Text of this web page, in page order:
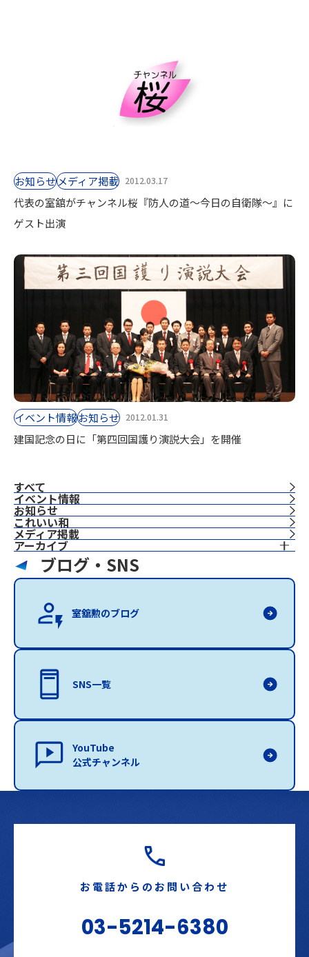
すべて
イベント情報
お知らせ
これいい和
⁨⁩メディア掲載
アーカイブ
お知らせ⁨⁩メディア掲載 2012.03.17
代表の室舘がチャンネル桜『防人の道〜今日の自衛隊〜』に
ゲスト出演
イベント情報お知らせ 2012.01.31
建国記念の日に「第四回国護り演説大会」を開催
ブログ・SNS
室舘勲のブログ
SNS一覧
YouTube
公式チャンネル
お電話からのお問い合わせ
03-5214-6380